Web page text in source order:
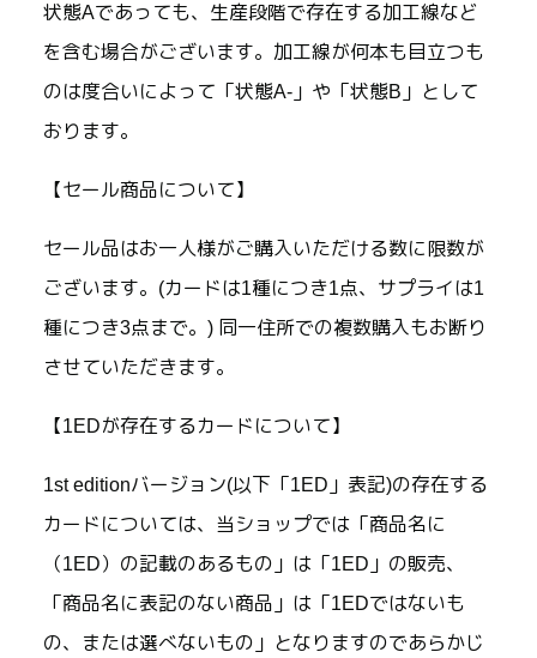
状態Aであっても、生産段階で存在する加工線など
を含む場合がございます。加工線が何本も目立つも
のは度合いによって「状態A-」や「状態B」として
おります。
【セール商品について】
セール品はお一人様がご購入いただける数に限数が
ございます。(カードは1種につき1点、サプライは1
種につき3点まで。) 同一住所での複数購入もお断り
させていただきます。
【1EDが存在するカードについて】
1st editionバージョン(以下「1ED」表記)の存在する
カードについては、当ショップでは「商品名に
（1ED）の記載のあるもの」は「1ED」の販売、
「商品名に表記のない商品」は「1EDではないも
の、または選べないもの」となりますのであらかじ